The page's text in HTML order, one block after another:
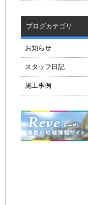
ブログカテゴリ
お知らせ
スタッフ日記
施工事例